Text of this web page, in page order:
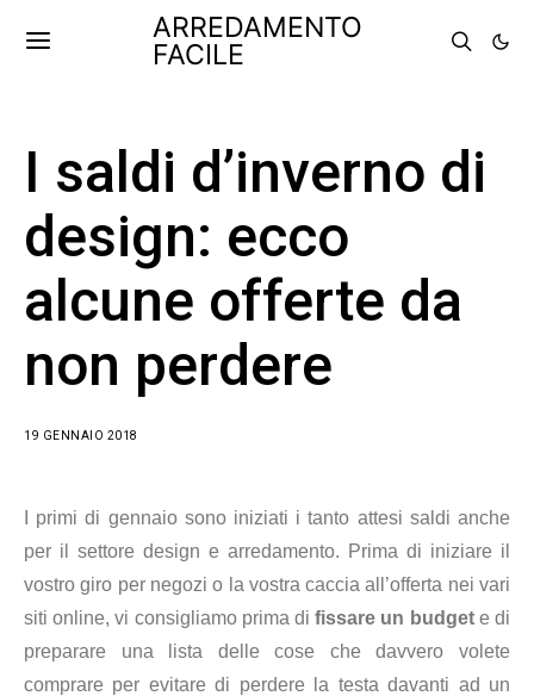
ARREDAMENTO
FACILE
I saldi d’inverno di
design: ecco
alcune offerte da
non perdere
19 GENNAIO 2018
I primi di gennaio sono iniziati i tanto attesi saldi anche
per il settore design e arredamento. Prima di iniziare il
vostro giro per negozi o la vostra caccia all’offerta nei vari
siti online, vi consigliamo prima difissare un budget e di
preparare una lista delle cose che davvero volete
comprare per evitare di perdere la testa davanti ad un